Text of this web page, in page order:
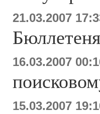
21.03.2007
Бюллетеня
16.03.2007
15.03.2007